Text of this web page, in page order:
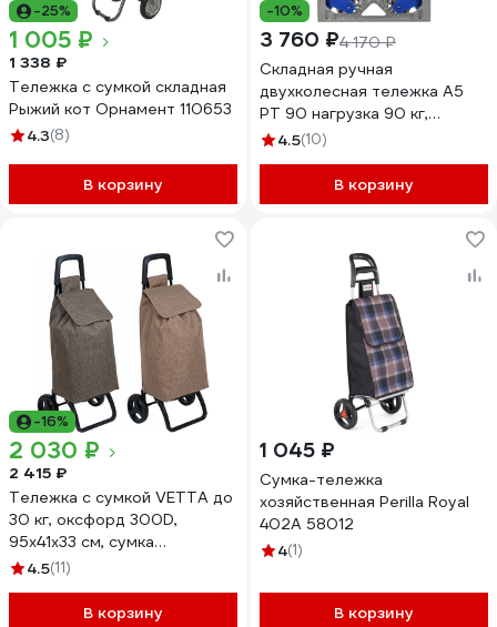
-25%
1 005 ₽
1 338 ₽
Тележка с сумкой складная
Рыжий кот Орнамент 110653
4.3(8)
В корзину
-10%
3 760 ₽4 170 ₽
Складная ручная
двухколесная тележка А5
PT 90 нагрузка 90 кг,
размер платформы 393x406
4.5(10)
В корзину
-16%
2 030 ₽
2 415 ₽
Тележка c сумкой VETTA до
30 кг, оксфорд 300D,
95x41x33 см, сумка
36,5x23x57 см, 45 л, колесо
4.5(11)
В корзину
1 045 ₽
Сумка-тележка
хозяйственная Perilla Royal
402A 58012
4(1)
В корзину